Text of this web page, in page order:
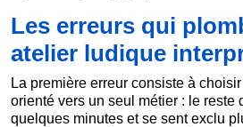
Les erreurs qui
atelier ludique
La première erreur consiste à
orienté vers un seul métier : le reste
quelques minutes et se sent exclu